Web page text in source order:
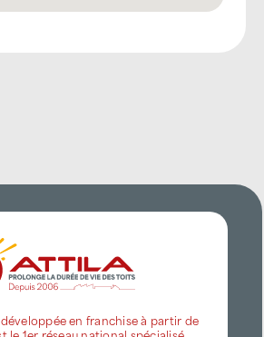
en franchise à partir de